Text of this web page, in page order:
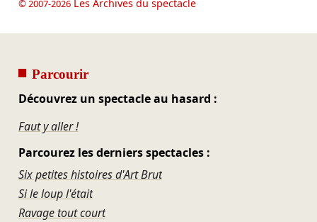
© 2007-2026Les Archives du spectacle
Parcourir
Découvrez un spectacle au hasard :
Faut y aller !
Parcourez les derniers spectacles :
Six petites histoires d'Art Brut
Si le loup l'était
Ravage tout court